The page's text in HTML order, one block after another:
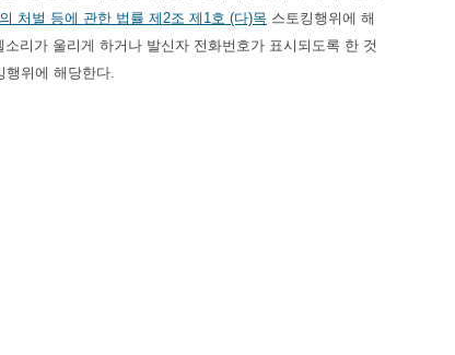
처벌 등에 관한 법률 제2조 제1호 (다)목 스토킹행위에 해
리가 울리게 하거나 발신자 전화번호가 표시되도록 한 것
행위에 해당한다.